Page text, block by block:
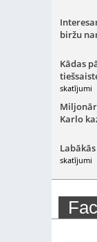
biržu
Kādas
skatījumi
Karlo
skatījumi